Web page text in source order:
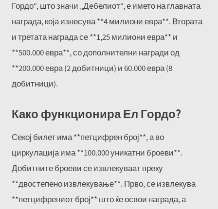
Гордо“, што значи „Дебелиот“, е името на главната
награда, која изнесува **4 милиони евра**. Втората
и третата награда се **1,25 милиони евра** и
**500.000 евра**, со дополнителни награди од
**200.000 евра (2 добитници) и 60.000 евра (8
добитници).
Како функционира Ел Гордо?
Секој билет има **петцифрен број**, а во
циркулација има **100.000 уникатни броеви**.
Добитните броеви се извлекуваат преку
**двостепено извлекување**. Прво, се извлекува
**петцифрениот број** што ќе освои награда, а